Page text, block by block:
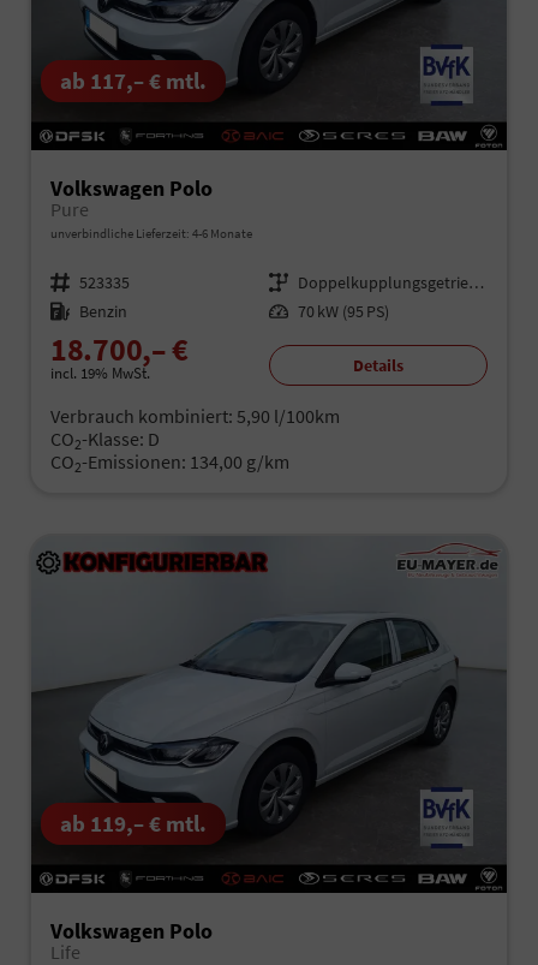
ab 117,– € mtl.
Volkswagen Polo
Pure
unverbindliche Lieferzeit: 4-6 Monate
Fahrzeugnr. 523335 Getriebe
Doppelkupplungsgetriebe (DSG)
Kraftstoff Benzin Leistung 70 kW (95 PS)
18.700,– €
incl. 19% MwSt. Details
Verbrauch kombiniert: 5,90 l/100km
CO2-Klasse: D
CO2-Emissionen: 134,00 g/km
ab 119,– € mtl.
Volkswagen Polo
Life